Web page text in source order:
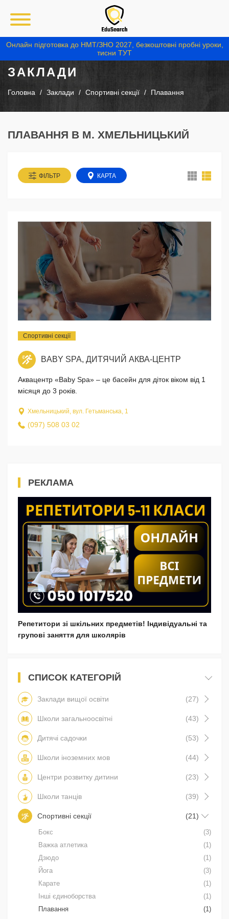
Онлайн підготовка до НМТ/ЗНО 2027, безкоштовні пробні уроки,
тисни ТУТ
ЗАКЛАДИ
Головна Заклади Спортивні секції Плавання
ПЛАВАННЯ В М. ХМЕЛЬНИЦЬКИЙ
ФІЛЬТР КАРТА
Спортивні секції
BABY SPA, ДИТЯЧИЙ АКВА-ЦЕНТР
Аквацентр «Baby Spa» – це басейн для діток віком від 1
місяця до 3 років.
Хмельницький, вул. Гетьманська, 1
(097) 508 03 02
СПИСОК КАТЕГОРІЙ
Заклади вищої освіти (27)
Школи загальноосвітні (43)
Дитячі садочки (53)
Школи іноземних мов (44)
Центри розвитку дитини (23)
Школи танців (39)
Спортивні секції (21)
Бокс
(3)
Важка атлетика
(1)
Дзюдо
(1)
Йога
(3)
Карате
(1)
Інші єдиноборства
(1)
Плавання
(1)
РЕКЛАМА
Репетитори зі шкільних предметів! Індивідуальні та
групові заняття для школярів